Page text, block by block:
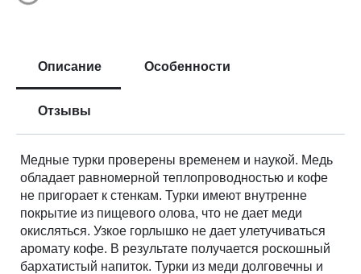
Описание Особенности
Отзывы
Медные турки проверены временем и наукой. Медь
обладает равномерной теплопроводностью и кофе
не пригорает к стенкам. Турки имеют внутренне
покрытие из пищевого олова, что не дает меди
окисляться. Узкое горлышко не дает улетучиваться
аромату кофе. В результате получается роскошный
бархатистый напиток. Турки из меди долговечны и